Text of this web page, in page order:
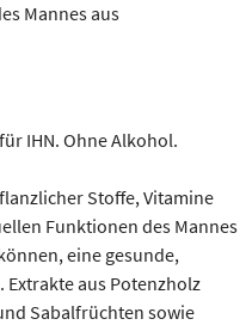
Mannes aus
IHN. Ohne Alkohol.
Stoffe, Vitamine
Funktionen des Mannes
eine gesunde,
aus Potenzholz
Sabalfrüchten sowie